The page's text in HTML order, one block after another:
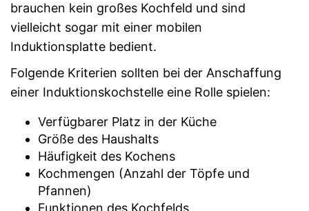
brauchen kein großes Kochfeld und sind
vielleicht sogar mit einer mobilen
Induktionsplatte bedient.
Folgende Kriterien sollten bei der Anschaffung
einer Induktionskochstelle eine Rolle spielen:
Verfügbarer Platz in der Küche
Größe des Haushalts
Häufigkeit des Kochens
Kochmengen (Anzahl der Töpfe und
Pfannen)